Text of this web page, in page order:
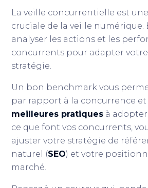
La veille concurrentielle est
cruciale de la veille numérique.
analyser les actions et les
concurrents pour adapter
stratégie.
Un bon benchmark vous
par rapport à la concurrence
meilleures pratiques à
ce que font vos concurrents,
ajuster votre stratégie de
naturel (SEO) et votre
marché.